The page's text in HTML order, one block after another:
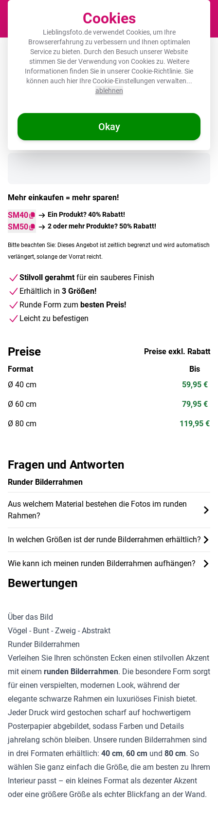
Cookies
Lieblingsfoto.de verwendet Cookies, um Ihre
Browsererfahrung zu verbessern und Ihnen optimalen
Service zu bieten. Durch den Besuch unserer Website
stimmen Sie der Verwendung von Cookies zu. Weitere
Informationen finden Sie in unsererCookie-Richtlinie. Sie
können auch hier Ihre Cookie-Einstellungen verwalten...
ablehnen
Okay
Runde Bilderrahmen - Vögel - Bunt -
Zweig - Abstrakt
Auf Lager
Mehr einkaufen = mehr sparen!
SM40
Ein Produkt? 40% Rabatt!
SM50 2 oder mehr Produkte? 50% Rabatt!
Bitte beachten Sie: Dieses Angebot ist zeitlich begrenzt und wird automatisch
verlängert, solange der Vorrat reicht.
Stilvoll gerahmtfür ein sauberes Finish
Erhältlich in 3 Größen!
Runde Form zum besten Preis!
Leicht zu befestigen
Fragen und Antworten
Runder Bilderrahmen
Aus welchem Material bestehen die Fotos im runden
Rahmen?
In welchen Größen ist der runde Bilderrahmen erhältlich?
Wie kann ich meinen runden Bilderrahmen aufhängen?
Preise
Preise exkl. Rabatt
Format
Ø 40 cm
Ø 60 cm
Ø 80 cm
Bis
59,95 €
79,95 €
119,95 €
Bewertungen
Über das Bild
Vögel - Bunt - Zweig - Abstrakt
Runder Bilderrahmen
Verleihen Sie Ihren schönsten Ecken einen stilvollen Akzent
mit einem runden Bilderrahmen. Die besondere Form sorgt
für einen verspielten, modernen Look, während der
elegante schwarze Rahmen ein luxuriöses Finish bietet.
Jeder Druck wird gestochen scharf auf hochwertigem
Posterpapier abgebildet, sodass Farben und Details
jahrelang schön bleiben. Unsere runden Bilderrahmen sind
in drei Formaten erhältlich: 40 cm, 60 cm und 80 cm. So
wählen Sie ganz einfach die Größe, die am besten zu Ihrem
Interieur passt – ein kleines Format als dezenter Akzent
oder eine größere Größe als echter Blickfang an der Wand.